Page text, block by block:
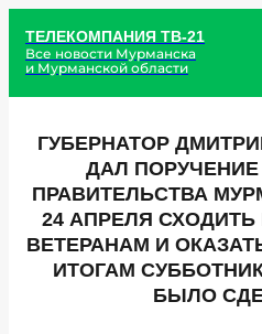
ТЕЛЕКОМПАНИЯ ТВ-21
Все новости Мурманска
и Мурманской области
ГУБЕРНАТОР
ДАЛ
ПРАВИТЕЛЬСТВА
24 АПРЕЛЯ
ВЕТЕРАНАМ И
ИТОГАМ
БЫЛО